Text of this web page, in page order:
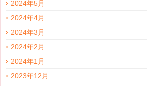
2024年5月
2024年4月
2024年3月
2024年2月
2024年1月
2023年12月